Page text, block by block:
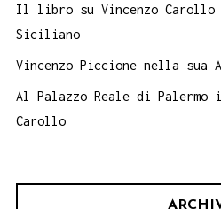
Il libro su Vincenzo Carollo
Siciliano
Vincenzo Piccione nella sua
Al Palazzo Reale di
Carollo